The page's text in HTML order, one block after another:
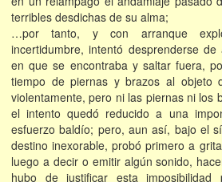
terribles desdichas de su alma;
…por tanto, y con arranque
incertidumbre, intentó desprenderse
en que se encontraba y saltar fuera,
tiempo de piernas y brazos al objeto
violentamente, pero ni las piernas ni los
el intento quedó reducido a una
esfuerzo baldío; pero, aun así, bajo el
destino inexorable, probó primero a
luego a decir o emitir algún sonido,
hubo de justificar esta